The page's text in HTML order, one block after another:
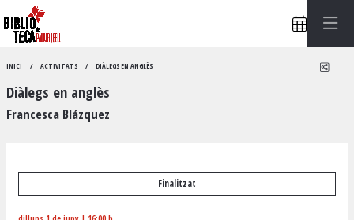
INICI ACTIVITATS DIÀLEGS EN ANGLÈS
Diàlegs en anglès
Francesca Blázquez
Finalitzat